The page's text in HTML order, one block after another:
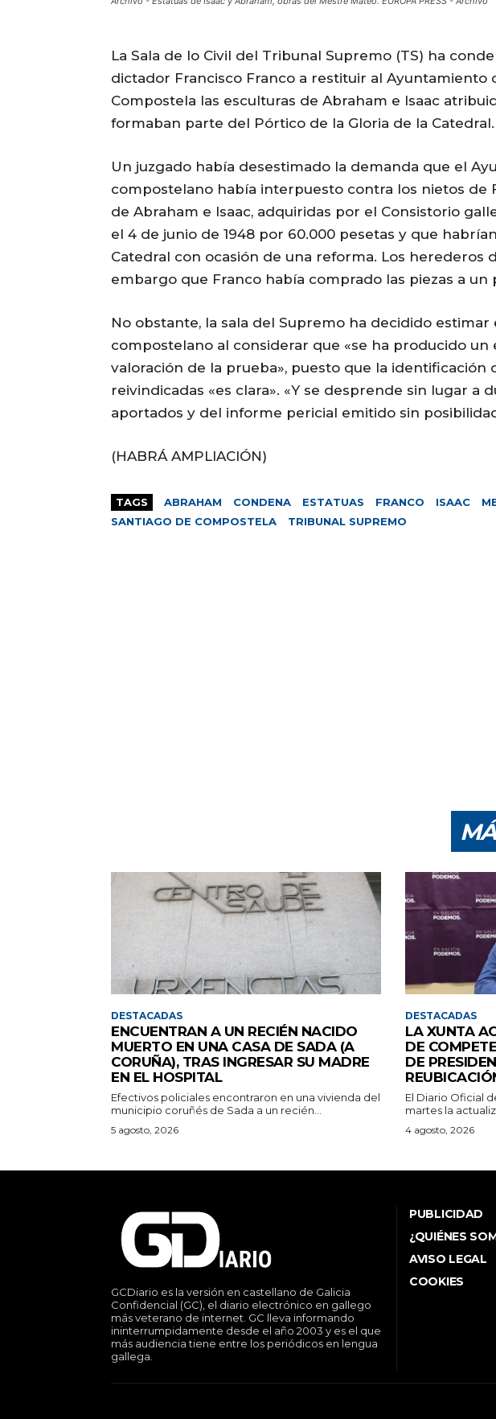
La Sala de lo Civil del Tribunal Supremo (TS) ha
dictador Francisco Franco a restituir al Ayuntamiento
Compostela las esculturas de Abraham e Isaac
formaban parte del Pórtico de la Gloria de la Catedral.
Un juzgado había desestimado la demanda que el
compostelano había interpuesto contra los nietos de
de Abraham e Isaac, adquiridas por el Consistorio
el 4 de junio de 1948 por 60.000 pesetas y que
Catedral con ocasión de una reforma. Los herederos
embargo que Franco había comprado las piezas a un
No obstante, la sala del Supremo ha decidido
compostelano al considerar que «se ha producido
valoración de la prueba», puesto que la identificación
reivindicadas «es clara». «Y se desprende sin lugar a
aportados y del informe pericial emitido sin
(HABRÁ AMPLIACIÓN)
TAGS ABRAHAM CONDENA ESTATUAS FRANCO ISAAC
SANTIAGO DE COMPOSTELA
TRIBUNAL SUPREMO
DESTACADAS
ENCUENTRAN A UN RECIÉN NACIDO
MUERTO EN UNA CASA DE SADA (A
CORUÑA), TRAS INGRESAR SU MADRE
EN EL HOSPITAL
Efectivos policiales encontraron en una vivienda del
municipio coruñés de Sada a un recién...
5 agosto, 2026
DESTACADAS
LA XUNTA
DE
DE
El Diario Oficial
martes la
4 agosto, 2026
GCDiario es la versión en castellano de Galicia
Confidencial (GC), el diario electrónico en gallego
más veterano de internet. GC lleva informando
ininterrumpidamente desde el año 2003 y es el que
más audiencia tiene entre los periódicos en lengua
gallega.
PUBLICIDAD
¿QUIÉNES
AVISO LEGAL
COOKIES